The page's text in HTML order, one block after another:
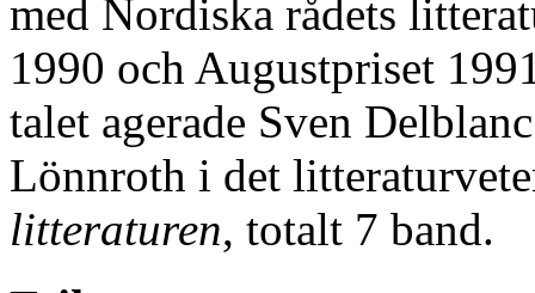
med Nordiska rådets
1990 och Augustpriset
talet agerade Sven
Lönnroth i det
litteraturen, totalt 7 band.